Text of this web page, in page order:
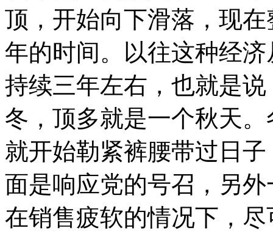
顶，开始向下滑落，现
年的时间。以往这种经
持续三年左右，也就是
冬，顶多就是一个秋天
就开始勒紧裤腰带过日
面是响应党的号召，另
在销售疲软的情况下，